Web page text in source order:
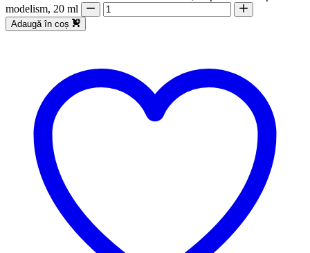
modelism, 20 ml
Adaugă în coș